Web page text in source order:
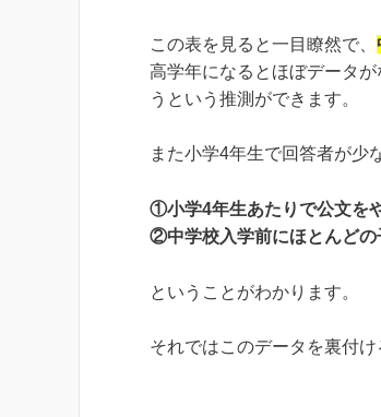
この表を見ると一目瞭然で、
高学年になるとほぼデータが
うという推測ができます。
また小学4年生で回答者が少
①小学4年生あたりで公文を
②中学校入学前にほとんどの
ということがわかります。
それではこのデータを裏付け